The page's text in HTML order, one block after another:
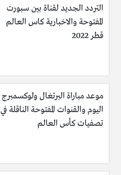
التردد الجديد لقناة بين سبورت
المفتوحة والاخبارية كاس العالم
قطر 2022
موعد مباراة البرتغال ولوكسمبرج
اليوم والقنوات المفتوحة الناقلة في
تصفيات كأس العالم